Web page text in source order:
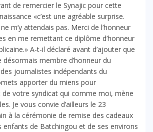
de remercier le Synajic pour cette
«c’est une agréable surprise.
m’y attendais pas. Merci de l’honneur
en me remettant ce diplôme d’honneur
A-t-il déclaré avant d’ajouter que
désormais membre d’honneur du
journalistes indépendants du
apporter du miens pour
de votre syndicat qui comme moi, mène
Je vous convie d’ailleurs le 23
à la cérémonie de remise des cadeaux
enfants de Batchingou et de ses environs